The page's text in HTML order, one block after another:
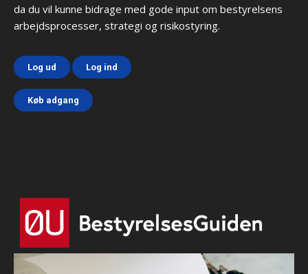
da du vil kunne bidrage med gode input om bestyrelsens
arbejdsprocesser, strategi og risikostyring.
Log ud Log ind
Køb adgang